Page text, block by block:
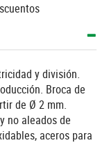
y división.
Broca de
de Ø 2 mm.
no aleados de
aceros para